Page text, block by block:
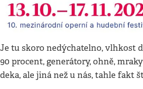
Je tu skoro nedýchatelno, vlhkost
90 procent, generátory, ohně,
deka, ale jiná než u nás, tahle fakt